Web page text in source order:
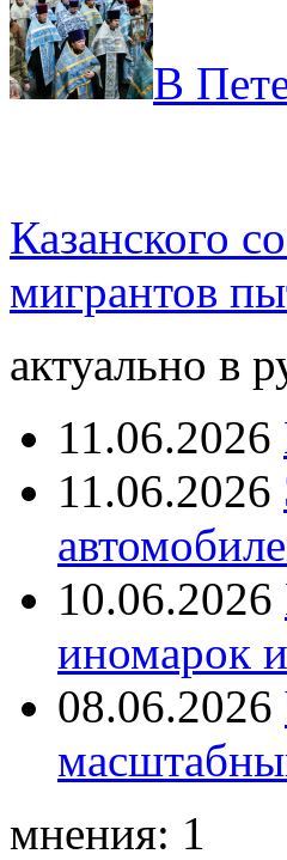
В
Казанского
мигрантов
актуально в
11.06.2026
11.06.2026
10.06.2026
иномарок
08.06.2026
мнения: 1